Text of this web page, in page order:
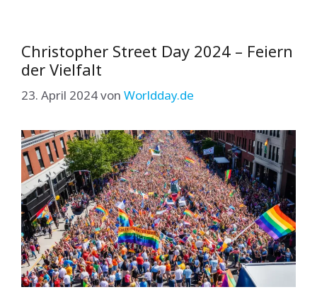
Christopher Street Day 2024 – Feiern
der Vielfalt
23. April 2024von Worldday.de